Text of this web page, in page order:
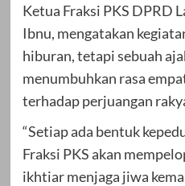
Ketua Fraksi PKS DPRD
Ibnu, mengatakan
hiburan, tetapi sebuah
menumbuhkan rasa
terhadap perjuangan
“Setiap ada bentuk
Fraksi PKS akan
ikhtiar menjaga jiwa